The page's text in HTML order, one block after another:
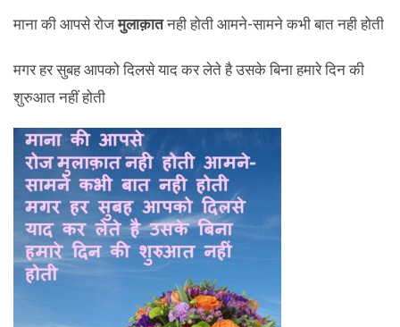
माना की आपसे रोजमुलाक़ातनही होती आमने-सामने कभी बात नही होती
मगर हर सुबह आपको दिलसे याद कर लेते है उसके बिना हमारे दिन की
शुरुआत नहीं होती